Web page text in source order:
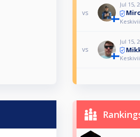
vs
Jul 15,
vs
Jul 15,